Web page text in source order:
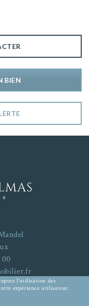
BIEN
l'utilisation des
expérience utilisateur.